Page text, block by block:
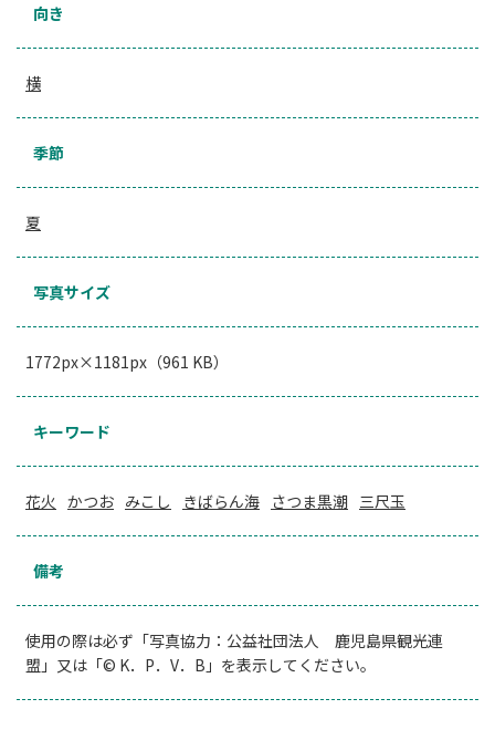
向き
横
季節
夏
写真サイズ
1772px×1181px（961 KB）
キーワード
花火 かつお みこし きばらん海 さつま黒潮 三尺玉
備考
使用の際は必ず「写真協力：公益社団法人 鹿児島県観光連
盟」又は「© K．P．V．B」を表示してください。